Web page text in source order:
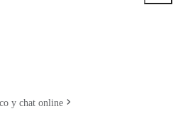
y chat online